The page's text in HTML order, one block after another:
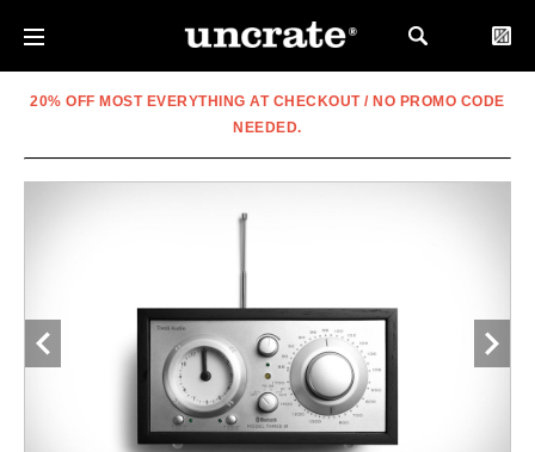
20% OFF MOST EVERYTHING AT CHECKOUT / NO PROMO CODE
NEEDED.